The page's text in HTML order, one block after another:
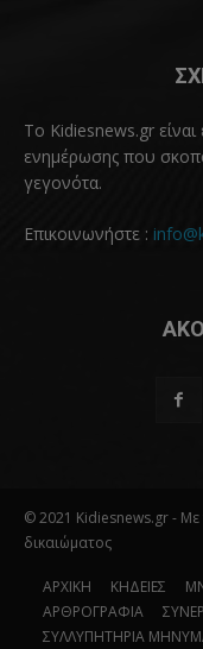
Το Kidiesnews.gr
ενημέρωσης που
γεγονότα.
Επικοινωνήστε :
© 2021 Kidiesnews.gr -
δικαιώματος
ΑΡΧΙΚΗ ΚΗΔΕΙΕΣ
ΑΡΘΡΟΓΡΑΦΙΑ
ΣΥΛΛΥΠΗΤΗΡΙΑ